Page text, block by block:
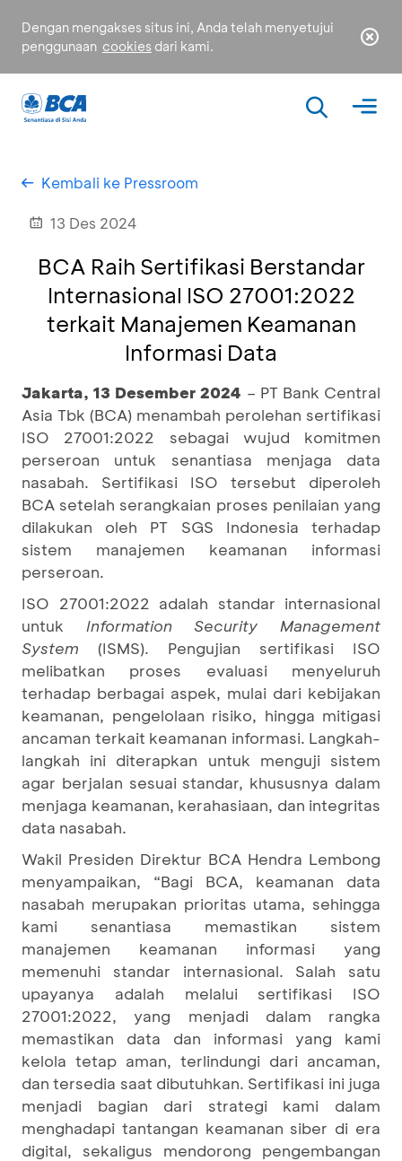
Dengan mengakses situs ini, Anda telah menyetujui
penggunaan cookies dari kami.
Kembali ke Pressroom
13 Des 2024
BCA Raih Sertifikasi Berstandar
Internasional ISO 27001:2022
terkait Manajemen Keamanan
Informasi Data
Jakarta, 13 Desember 2024 – PT Bank Central
Asia Tbk (BCA) menambah perolehan sertifikasi
ISO 27001:2022 sebagai wujud komitmen
perseroan untuk senantiasa menjaga data
nasabah. Sertifikasi ISO tersebut diperoleh
BCA setelah serangkaian proses penilaian yang
dilakukan oleh PT SGS Indonesia terhadap
sistem manajemen keamanan informasi
perseroan.
ISO 27001:2022 adalah standar internasional
untuk Information Security Management
System (ISMS). Pengujian sertifikasi ISO
melibatkan proses evaluasi menyeluruh
terhadap berbagai aspek, mulai dari kebijakan
keamanan, pengelolaan risiko, hingga mitigasi
ancaman terkait keamanan informasi. Langkah-
langkah ini diterapkan untuk menguji sistem
agar berjalan sesuai standar, khususnya dalam
menjaga keamanan, kerahasiaan, dan integritas
data nasabah.
Wakil Presiden Direktur BCA Hendra Lembong
menyampaikan, “Bagi BCA, keamanan data
nasabah merupakan prioritas utama, sehingga
kami senantiasa memastikan sistem
manajemen keamanan informasi yang
memenuhi standar internasional. Salah satu
upayanya adalah melalui sertifikasi ISO
27001:2022, yang menjadi dalam rangka
memastikan data dan informasi yang kami
kelola tetap aman, terlindungi dari ancaman,
dan tersedia saat dibutuhkan. Sertifikasi ini juga
menjadi bagian dari strategi kami dalam
menghadapi tantangan keamanan siber di era
digital, sekaligus mendorong pengembangan